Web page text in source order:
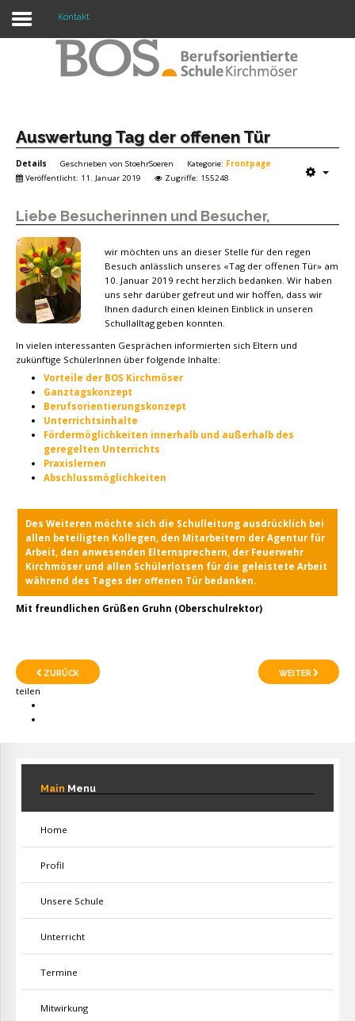
Warning: "continue" targeting switch is equivalent
Home
Profil
Unterricht
Termine
Mitwirkung
Kontakt
Kontakt
Auswertung Tag der offenen Tür
Details Geschrieben von StoehrSoeren Kategorie: Frontpage
Veröffentlicht: 11. Januar 2019
Zugriffe: 155248
Liebe Besucherinnen und Besucher,
wir möchten uns an dieser Stelle für den regen
Besuch anlässlich unseres «Tag der offenen Tür» am
10. Januar 2019 recht herzlich bedanken. Wir haben
uns sehr darüber gefreut und wir hoffen, dass wir
Ihnen dadurch einen kleinen Einblick in unseren
Schullalltag geben konnten.
In vielen interessanten Gesprächen informierten sich Eltern und
zukünftige SchülerInnen über folgende Inhalte:
Vorteile der BOS Kirchmöser
Ganztagskonzept
Berufsorientierungskonzept
Unterrichtsinhalte
Fördermöglichkeiten innerhalb und außerhalb des
geregelten Unterrichts
Praxislernen
Abschlussmöglichkeiten
Des Weiteren möchte sich die Schulleitung ausdrücklich bei
allen beteiligten Kollegen, den Mitarbeitern der Agentur für
Arbeit, den anwesenden Elternsprechern, der Feuerwehr
Kirchmöser und allen Schülerlotsen für die geleistete Arbeit
während des Tages der offenen Tür bedanken.
Mit freundlichen Grüßen Gruhn (Oberschulrektor)
ZURÜCK WEITER
teilen
Main Menu
Home
Profil
Unsere Schule
Unterricht
Termine
Mitwirkung